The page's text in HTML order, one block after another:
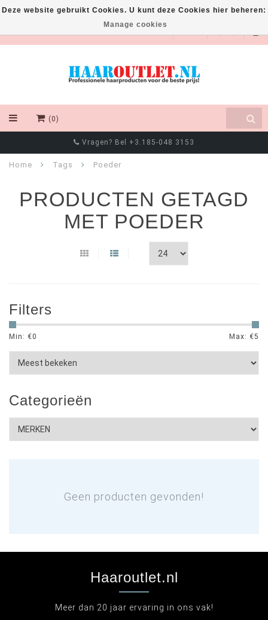
EUR
(0)
Vragen? Bel +3.185-048 3153
Home Tags Poeder
PRODUCTEN GETAGD
MET POEDER
Filters
Min: €0 Max: €5
Categorieën
Geen producten gevonden!
Deze website gebruikt Cookies. U kunt deze Cookies hier beheren:
Manage cookies
Haaroutlet.nl
Meer dan 20 jaar ervaring in ons vak!